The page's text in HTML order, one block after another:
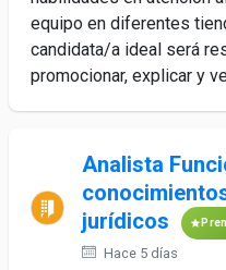
equipo en diferentes
candidata/a ideal será
promocionar, explicar y
Analista
jurídicos
Hace 5 días